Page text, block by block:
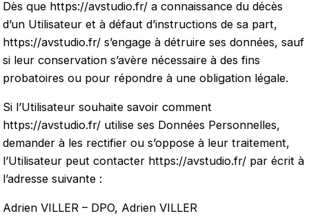
Dès que https://avstudio.fr/ a connaissance du décès
d’un Utilisateur et à défaut d’instructions de sa part,
https://avstudio.fr/ s’engage à détruire ses données, sauf
si leur conservation s’avère nécessaire à des fins
probatoires ou pour répondre à une obligation légale.
Si l’Utilisateur souhaite savoir comment
https://avstudio.fr/ utilise ses Données Personnelles,
demander à les rectifier ou s’oppose à leur traitement,
l’Utilisateur peut contacter https://avstudio.fr/ par écrit à
l’adresse suivante :
Adrien VILLER – DPO, Adrien VILLER